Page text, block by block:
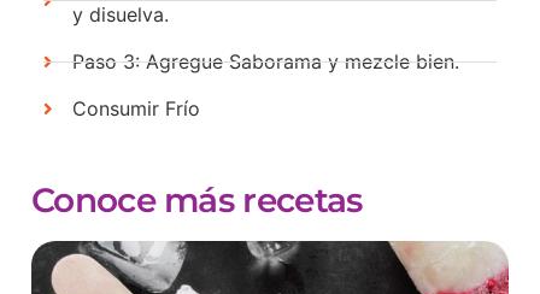
y disuelva.
Paso 3: Agregue Saborama y mezcle bien.
Consumir Frío
Conoce más recetas